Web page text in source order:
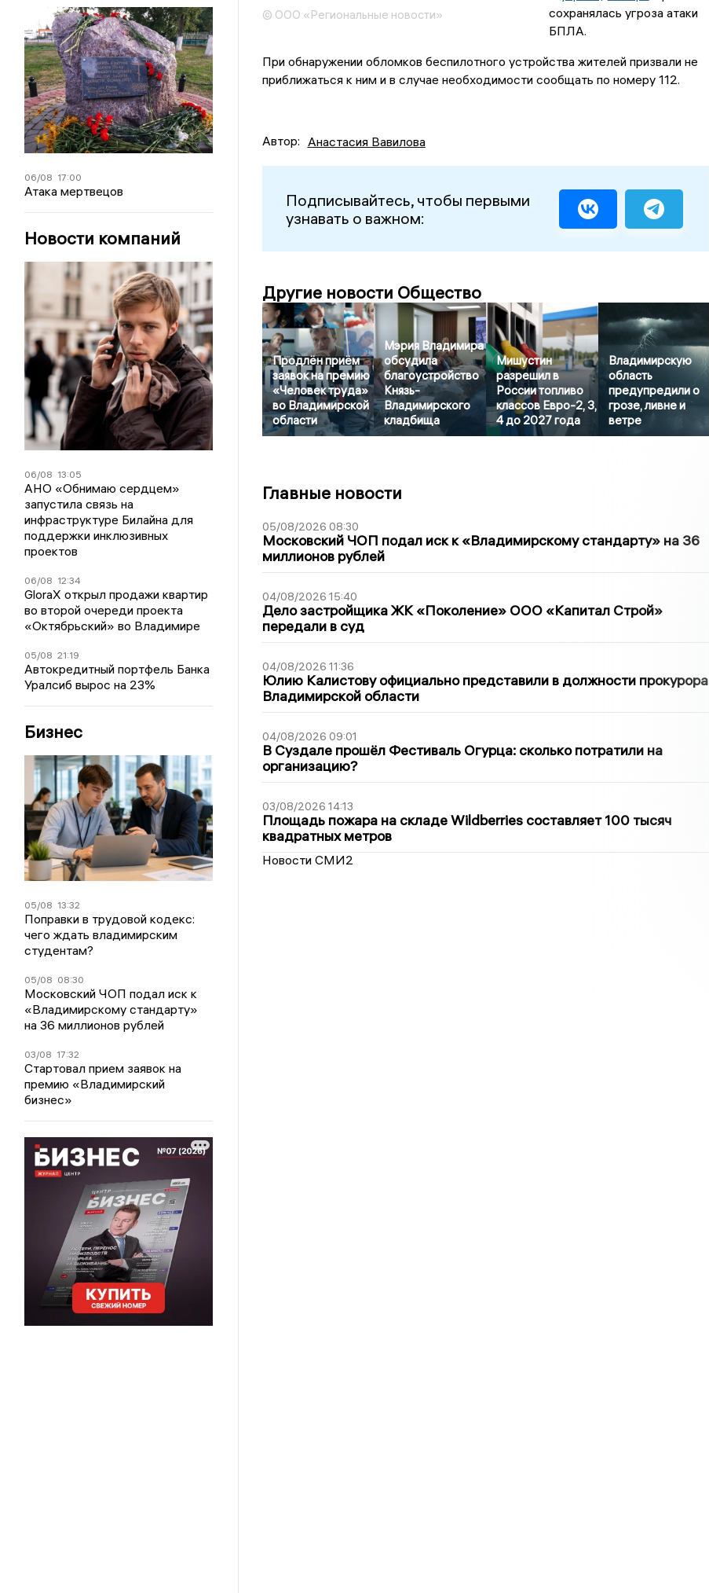
06/08 17:00
Атака мертвецов
Новости компаний
06/08 13:05
АНО «Обнимаю сердцем»
запустила связь на
инфраструктуре Билайна для
поддержки инклюзивных
проектов
06/08 12:34
GloraX открыл продажи квартир
во второй очереди проекта
«Октябрьский» во Владимире
05/08 21:19
Автокредитный портфель Банка
Уралсиб вырос на 23%
Бизнес
05/08 13:32
Поправки в трудовой кодекс:
чего ждать владимирским
студентам?
05/08 08:30
Московский ЧОП подал иск к
«Владимирскому стандарту»
на 36 миллионов рублей
03/08 17:32
Стартовал прием заявок на
премию «Владимирский
бизнес»
© ООО «Региональные новости»
сохранялась угроза атаки
БПЛА.
При обнаружении обломков беспилотного устройства жителей призвали не
приближаться к ним и в случае необходимости сообщать по номеру 112.
Автор: Анастасия Вавилова
Подписывайтесь, чтобы первыми
узнавать о важном:
Другие новости Общество
Продлён приём
заявок на премию
«Человек труда»
во Владимирской
области
Мэрия Владимира
обсудила
благоустройство
Князь-
Владимирского
кладбища
Мишустин
разрешил в
России топливо
классов Евро-2, 3,
4 до 2027 года
Владимирскую
область
предупредили о
грозе, ливне и
ветре
Главные новости
05/08/2026 08:30
Московский ЧОП подал иск к «Владимирскому стандарту» на 36
миллионов рублей
04/08/2026 15:40
Дело застройщика ЖК «Поколение» ООО «Капитал Строй»
передали в суд
04/08/2026 11:36
Юлию Калистову официально представили в должности прокурора
Владимирской области
04/08/2026 09:01
В Суздале прошёл Фестиваль Огурца: сколько потратили на
организацию?
03/08/2026 14:13
Площадь пожара на складе Wildberries составляет 100 тысяч
квадратных метров
Новости СМИ2